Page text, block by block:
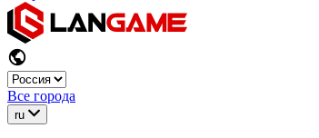
Все города
ru